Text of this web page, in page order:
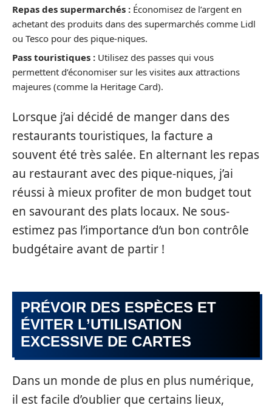
Repas des supermarchés : Économisez de l’argent en
achetant des produits dans des supermarchés comme Lidl
ou Tesco pour des pique-niques.
Pass touristiques : Utilisez des passes qui vous
permettent d’économiser sur les visites aux attractions
majeures (comme la Heritage Card).
Lorsque j’ai décidé de manger dans des
restaurants touristiques, la facture a
souvent été très salée. En alternant les repas
au restaurant avec des pique-niques, j’ai
réussi à mieux profiter de mon budget tout
en savourant des plats locaux. Ne sous-
estimez pas l’importance d’un bon contrôle
budgétaire avant de partir !
PRÉVOIR DES ESPÈCES ET
ÉVITER L’UTILISATION
EXCESSIVE DE CARTES
Dans un monde de plus en plus numérique,
il est facile d’oublier que certains lieux,